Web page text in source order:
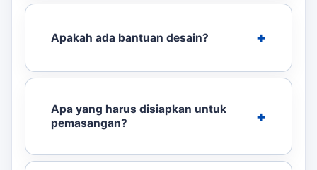
Apakah ada bantuan desain?
Apa yang harus disiapkan untuk
pemasangan?